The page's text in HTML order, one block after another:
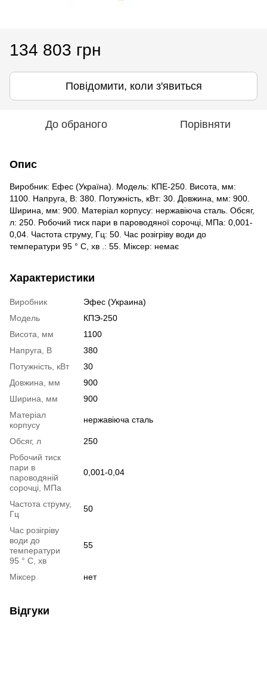
134 803 грн
Повідомити, коли з'явиться
До обраного Порівняти
Опис
Виробник: Ефес (Україна). Модель: КПЕ-250. Висота, мм:
1100. Напруга, В: 380. Потужність, кВт: 30. Довжина, мм: 900.
Ширина, мм: 900. Матеріал корпусу: нержавіюча сталь. Обсяг,
л: 250. Робочий тиск пари в пароводяної сорочці, МПа: 0,001-
0,04. Частота струму, Гц: 50. Час розігріву води до
температури 95 ° С, хв .: 55. Міксер: немає
Характеристики
Виробник
Эфес (Украина)
Модель
КПЭ-250
Висота, мм
1100
Напруга, В
380
Потужність, кВт
30
Довжина, мм
900
Ширина, мм
900
Матеріал
корпусу
нержавіюча сталь
Обсяг, л
250
Робочий тиск
пари в
пароводяній
сорочці, МПа
0,001-0,04
Частота струму,
Гц
50
Час розігріву
води до
температури
95 ° С, хв
55
Міксер нет
Відгуки